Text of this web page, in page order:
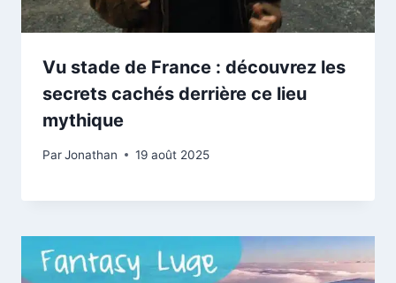
Vu stade de France : découvrez les
secrets cachés derrière ce lieu
mythique
ParJonathan 19 août 2025